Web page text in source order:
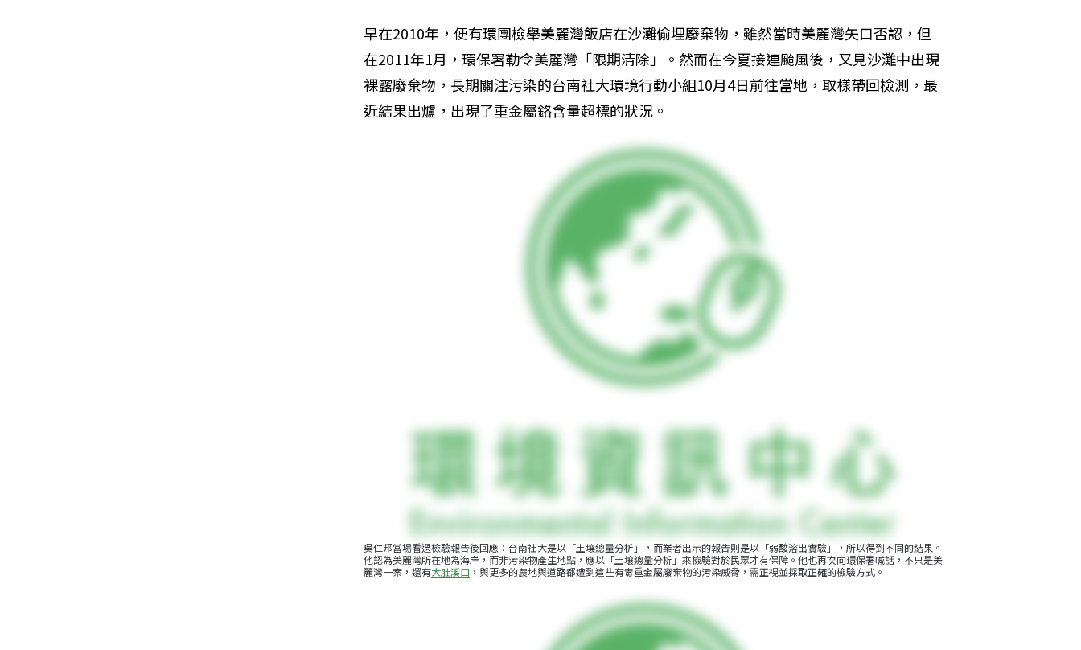
早在2010年，便有環團檢舉美麗灣飯店在沙灘偷埋廢棄物，雖然當時美麗灣矢口否認，但
在2011年1月，環保署勒令美麗灣「限期清除」。然而在今夏接連颱風後，又見沙灘中出現
裸露廢棄物，長期關注污染的台南社大環境行動小組10月4日前往當地，取樣帶回檢測，最
近結果出爐，出現了重金屬鉻含量超標的狀況。
吳仁邦當場看過檢驗報告後回應：台南社大是以「土壤總量分析」，而業者出示的報告則是以「弱酸溶出實驗」，所以得到不同的結果。
他認為美麗灣所在地為海岸，而非污染物產生地點，應以「土壤總量分析」來檢驗對於民眾才有保障。他也再次向環保署喊話，不只是美
麗灣一案，還有大肚溪口 ，與更多的農地與道路都遭到這些有毒重金屬廢棄物的污染威脅，需正視並採取正確的檢驗方式。